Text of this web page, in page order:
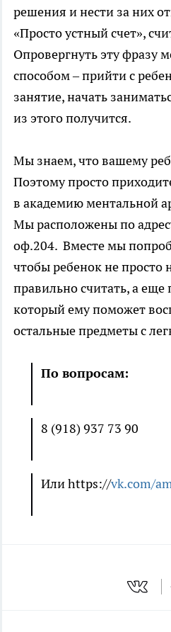
решения и нести за них
«Просто устный счет»,
Опровергнуть эту фразу
способом – прийти с
занятие, начать
из этого получится.
Мы знаем, что вашему
Поэтому просто
в академию ментальной
Мы расположены по
оф.204. Вместе мы
чтобы ребенок не просто
правильно считать, а
который ему поможет
остальные предметы с
По вопросам:
8 (918) 937 73 90
Или https://vk.com/